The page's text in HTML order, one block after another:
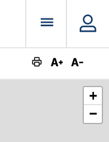
Menu
+
−